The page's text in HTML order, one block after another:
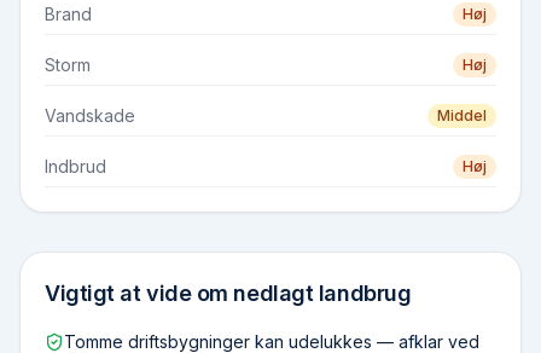
Brand Høj
Storm Høj
Vandskade Middel
Indbrud Høj
Vigtigt at vide om nedlagt landbrug
Tomme driftsbygninger kan udelukkes — afklar ved